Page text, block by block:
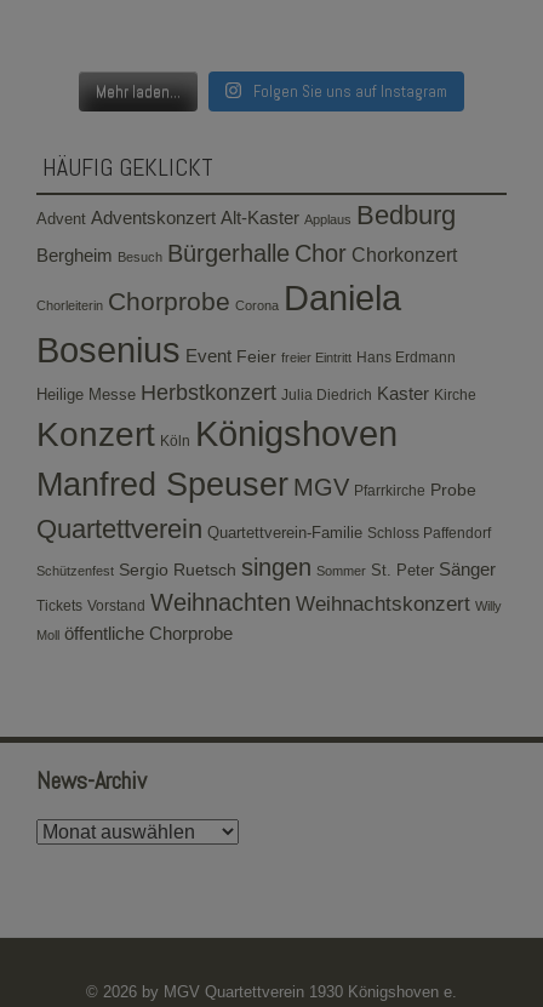
Mehr laden... Folgen Sie uns auf Instagram
HÄUFIG GEKLICKT
Advent Adventskonzert Alt-Kaster Applaus Bedburg
Bergheim Besuch Bürgerhalle Chor Chorkonzert
Chorleiterin Chorprobe Corona Daniela
Bosenius Event Feier freier Eintritt Hans Erdmann
Heilige Messe Herbstkonzert Julia Diedrich Kaster Kirche
Konzert Köln Königshoven
Manfred Speuser MGV Pfarrkirche Probe
Quartettverein Quartettverein-Familie Schloss Paffendorf
Schützenfest Sergio Ruetsch singen Sommer St. Peter Sänger
Tickets Vorstand Weihnachten Weihnachtskonzert Willy
Moll öffentliche Chorprobe
News-Archiv
News-
© 2026 by MGV Quartettverein 1930 Königshoven e.